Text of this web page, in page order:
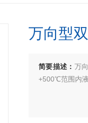
万向型
简要描述： 万
+500℃范围内